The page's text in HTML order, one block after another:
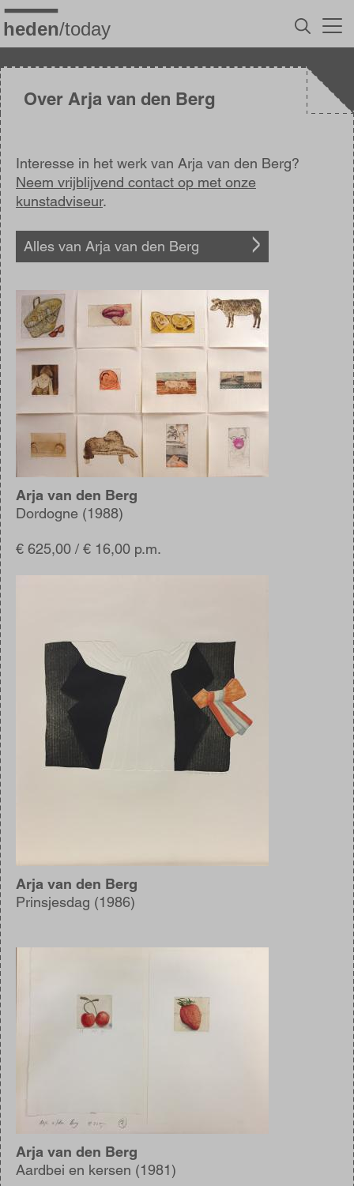
Overslaan
en
naar
inhoud
gaanOver Arja van den Berg
Interesse in het werk van Arja van den Berg?
Neem vrijblijvend contact op met onze
kunstadviseur.
Alles van Arja van den Berg
Afbeelding
Arja van den Berg
Dordogne (1988)
€ 625,00 / € 16,00 p.m.
Arja van den Berg
Prinsjesdag (1986)
Arja van den Berg
Aardbei en kersen (1981)